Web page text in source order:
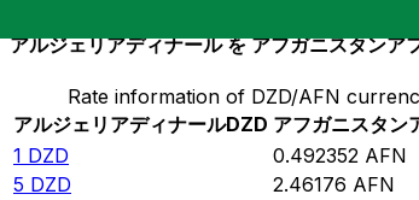
アルジェリアディナール を アフガニスタンア
Rate information of DZD/AFN
アルジェリアディナールDZD アフガニスタン
1 DZD 0.492352 AFN
5 DZD 2.46176 AFN